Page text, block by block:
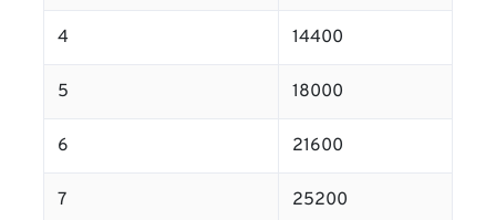
4 14400
5 18000
6 21600
7 25200